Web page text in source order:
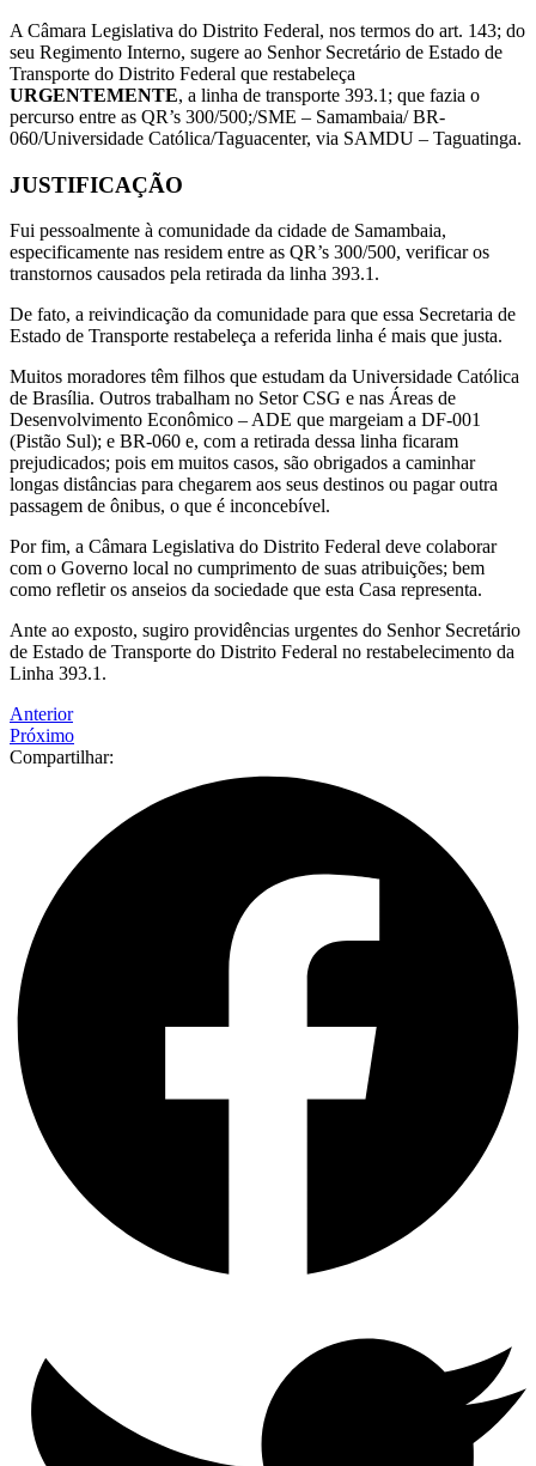
A Câmara Legislativa do Distrito Federal, nos termos do art. 143; do
seu Regimento Interno, sugere ao Senhor Secretário de Estado de
Transporte do Distrito Federal que restabeleça
URGENTEMENTE, a linha de transporte 393.1; que fazia o
percurso entre as QR’s 300/500;/SME – Samambaia/ BR-
060/Universidade Católica/Taguacenter, via SAMDU – Taguatinga.
JUSTIFICAÇÃO
Fui pessoalmente à comunidade da cidade de Samambaia,
especificamente nas residem entre as QR’s 300/500, verificar os
transtornos causados pela retirada da linha 393.1.
De fato, a reivindicação da comunidade para que essa Secretaria de
Estado de Transporte restabeleça a referida linha é mais que justa.
Muitos moradores têm filhos que estudam da Universidade Católica
de Brasília. Outros trabalham no Setor CSG e nas Áreas de
Desenvolvimento Econômico – ADE que margeiam a DF-001
(Pistão Sul); e BR-060 e, com a retirada dessa linha ficaram
prejudicados; pois em muitos casos, são obrigados a caminhar
longas distâncias para chegarem aos seus destinos ou pagar outra
passagem de ônibus, o que é inconcebível.
Por fim, a Câmara Legislativa do Distrito Federal deve colaborar
com o Governo local no cumprimento de suas atribuições; bem
como refletir os anseios da sociedade que esta Casa representa.
Ante ao exposto, sugiro providências urgentes do Senhor Secretário
de Estado de Transporte do Distrito Federal no restabelecimento da
Linha 393.1.
Anterior
Próximo
Compartilhar: